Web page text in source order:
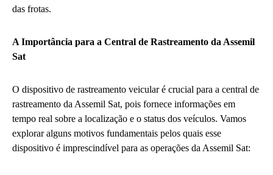
das frotas.
A Importância para a Central de Rastreamento da Assemil
Sat
O dispositivo de rastreamento veicular é crucial para a central de
rastreamento da Assemil Sat, pois fornece informações em
tempo real sobre a localização e o status dos veículos. Vamos
explorar alguns motivos fundamentais pelos quais esse
dispositivo é imprescindível para as operações da Assemil Sat: